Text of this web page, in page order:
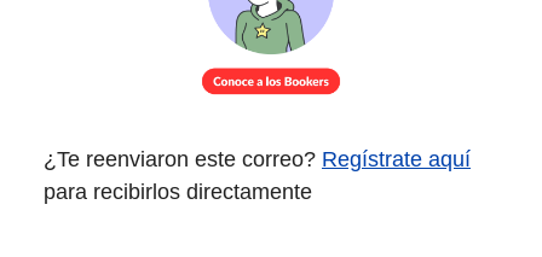
¿Te reenviaron este correo? Regístrate aquí
para recibirlos directamente